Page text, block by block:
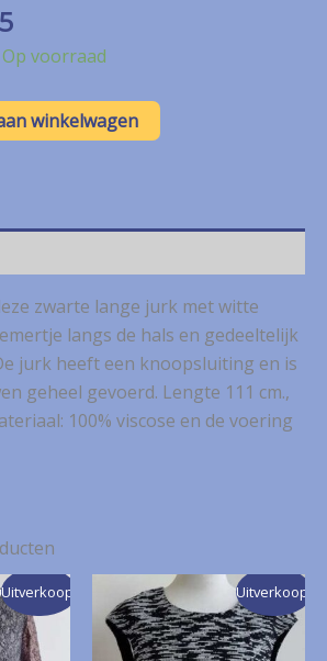
Huidige
prijs
is:
€ 4,25.
Op voorraad
winkelwagen
zwarte lange jurk met witte
langs de hals en gedeeltelijk
jurk heeft een knoopsluiting en is
geheel gevoerd. Lengte 111 cm.,
100% viscose en de voering
Uitverkoop! Uitverkoop!